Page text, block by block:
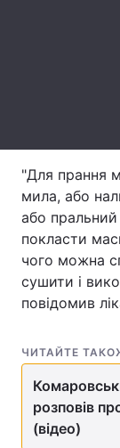
Послуги
Тема
"Для прання
мила, або
або
покласти
чого можна
сушити і
повідомив
ЧИТАЙТЕ
розповів
(відео)